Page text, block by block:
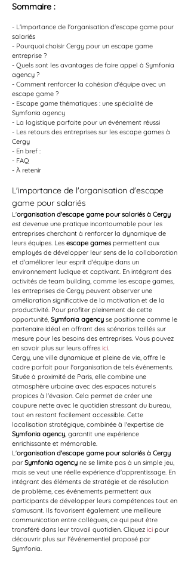
Sommaire :
- L'importance de l'organisation d'escape game pour
salariés
- Pourquoi choisir Cergy pour un escape game
entreprise ?
- Quels sont les avantages de faire appel à Symfonia
agency ?
- Comment renforcer la cohésion d'équipe avec un
escape game ?
- Escape game thématiques : une spécialité de
Symfonia agency
- La logistique parfaite pour un événement réussi
- Les retours des entreprises sur les escape games à
Cergy
- En bref :
- FAQ
- À retenir
L'importance de l'organisation d'escape
game pour salariés
L'organisation d'escape game pour salariés à Cergy
est devenue une pratique incontournable pour les
entreprises cherchant à renforcer la dynamique de
leurs équipes. Les escape games permettent aux
employés de développer leur sens de la collaboration
et d'améliorer leur esprit d'équipe dans un
environnement ludique et captivant. En intégrant des
activités de team building, comme les escape games,
les entreprises de Cergy peuvent observer une
amélioration significative de la motivation et de la
productivité. Pour profiter pleinement de cette
opportunité, Symfonia agency se positionne comme le
partenaire idéal en offrant des scénarios taillés sur
mesure pour les besoins des entreprises. Vous pouvez
en savoir plus sur leurs offres ici.
Cergy, une ville dynamique et pleine de vie, offre le
cadre parfait pour l'organisation de tels événements.
Située à proximité de Paris, elle combine une
atmosphère urbaine avec des espaces naturels
propices à l'évasion. Cela permet de créer une
coupure nette avec le quotidien stressant du bureau,
tout en restant facilement accessible. Cette
localisation stratégique, combinée à l'expertise de
Symfonia agency, garantit une expérience
enrichissante et mémorable.
L'organisation d'escape game pour salariés à Cergy
par Symfonia agency ne se limite pas à un simple jeu,
mais se veut une réelle expérience d'apprentissage. En
intégrant des éléments de stratégie et de résolution
de problème, ces événements permettent aux
participants de développer leurs compétences tout en
s'amusant. Ils favorisent également une meilleure
communication entre collègues, ce qui peut être
transféré dans leur travail quotidien. Cliquez ici pour
découvrir plus sur l'événementiel proposé par
Symfonia.